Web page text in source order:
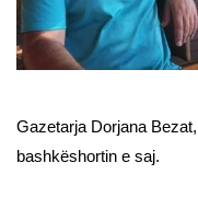
Gazetarja Dorjana
bashkëshortin e saj.